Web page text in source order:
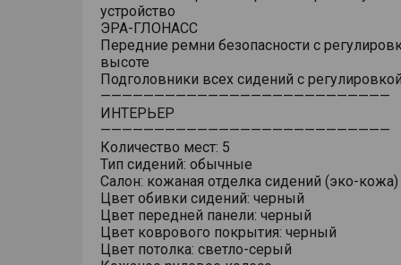
устройство
ЭРА-ГЛОНАСС
Передние ремни безопасности с
высоте
Подголовники всех сидений с
———————————————————————————
ИНТЕРЬЕР
———————————————————————————
Количество мест: 5
Тип сидений: обычные
Салон: кожаная отделка сидений (эко-кожа)
Цвет обивки сидений: черный
Цвет передней панели: черный
Цвет коврового покрытия: черный
Цвет потолка: светло-серый